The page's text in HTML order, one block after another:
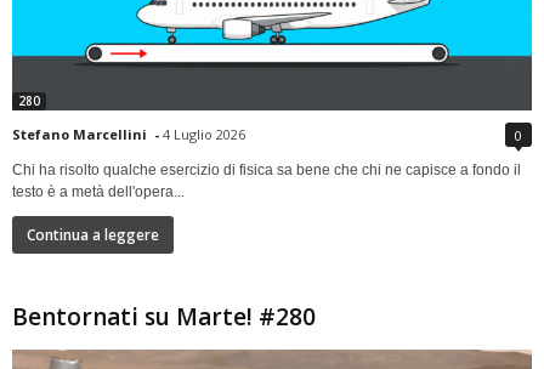
280
Stefano Marcellini - 4 Luglio 2026 0
Chi ha risolto qualche esercizio di fisica sa bene che chi ne capisce a fondo il
testo è a metà dell'opera...
Continua a leggere
Bentornati su Marte! #280